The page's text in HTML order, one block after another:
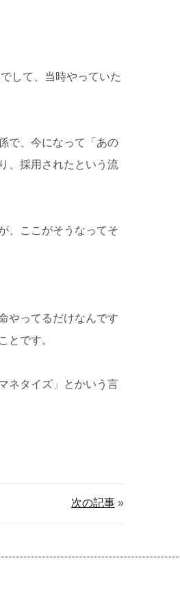
して、当時やっていた
で、今になって「あの
、採用されたという流
、ここがそうなってそ
やってるだけなんです
とです。
ネタイズ」とかいう言
次の記事 »